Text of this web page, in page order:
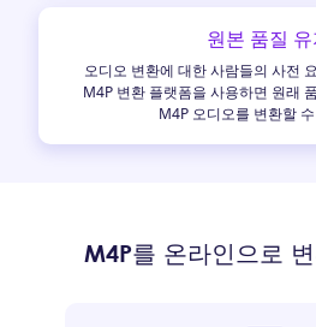
원본 품질 유
오디오 변환에 대한 사람들의 사전
M4P 변환 플랫폼을 사용하면 원래
M4P 오디오를 변환할
M4P를 온라인으로